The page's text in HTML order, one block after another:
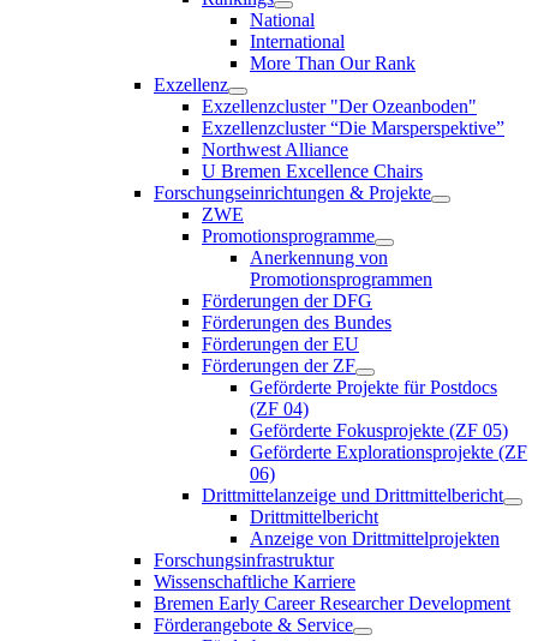
National
International
More Than Our Rank
Exzellenz
Exzellenzcluster "Der Ozeanboden"
Exzellenzcluster “Die Marsperspektive”
Northwest Alliance
U Bremen Excellence Chairs
Forschungseinrichtungen & Projekte
ZWE
Promotionsprogramme
Anerkennung von
Promotionsprogrammen
Förderungen der DFG
Förderungen des Bundes
Förderungen der EU
Förderungen der ZF
Geförderte Projekte für Postdocs
(ZF 04)
Geförderte Fokusprojekte (ZF 05)
Geförderte Explorationsprojekte (ZF
06)
Drittmittelanzeige und Drittmittelbericht
Drittmittelbericht
Anzeige von Drittmittelprojekten
Forschungsinfrastruktur
Wissenschaftliche Karriere
Bremen Early Career Researcher Development
Förderangebote & Service